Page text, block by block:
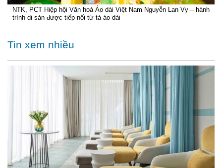
NTK, PCT Hiệp hội Văn hoá Áo dài Việt Nam Nguyễn Lan Vy – hành
trình di sản được tiếp nối từ tà áo dài
Tin xem nhiều